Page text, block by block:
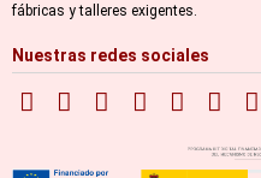
fábricas y talleres exigentes.
Nuestras redes sociales